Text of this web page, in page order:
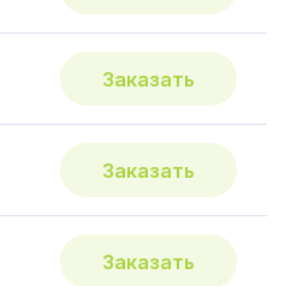
Заказать
Заказать
Заказать